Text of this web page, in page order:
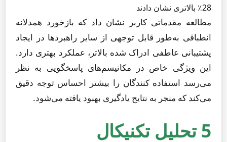
28٪ بالاتری نشان دادند
مطالعه مقدماتی کاربر نشان داد که بازخورد همدلانه
انطباقی به‌طور قابل توجهی از سایر راهبردها در ایجاد
پشتیبانی عاطفی ادراک شده بالاتر، عملکرد بهتری دارد.
این ویژگی خاص در مکانیسم‌های پاسخگویی به نظر
می‌رسد استفاده کنندگان را بیشتر احساس توجه دقیق
می‌کند که منجر به نتایج یادگیری بهبود یافته می‌شود.
5 تحلیل تکنیکال